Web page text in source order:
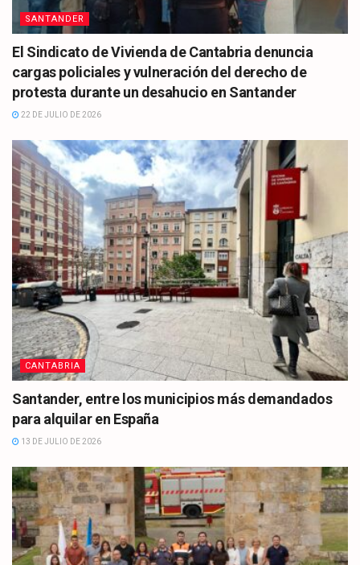
SANTANDER
El Sindicato de Vivienda de Cantabria denuncia
cargas policiales y vulneración del derecho de
protesta durante un desahucio en Santander
22 DE JULIO DE 2026
CANTABRIA
Santander, entre los municipios más demandados
para alquilar en España
13 DE JULIO DE 2026